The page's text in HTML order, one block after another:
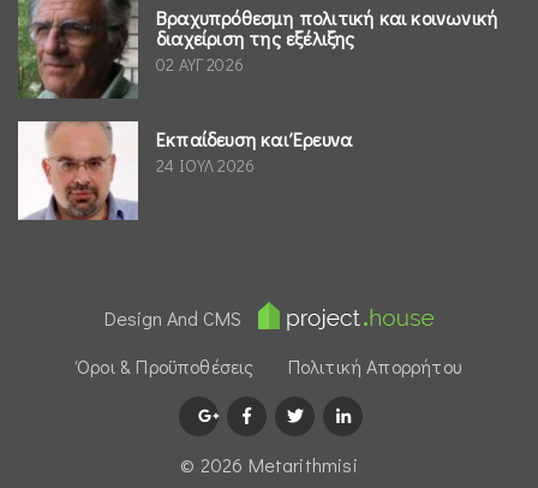
Βραχυπρόθεσμη πολιτική και κοινωνική
διαχείριση της εξέλιξης
02 ΑΥΓ 2026
Εκπαίδευση και Έρευνα
24 ΙΟΥΛ 2026
Design And CMS
Όροι & Προϋποθέσεις
Πολιτική Απορρήτου
© 2026 Μetarithmisi